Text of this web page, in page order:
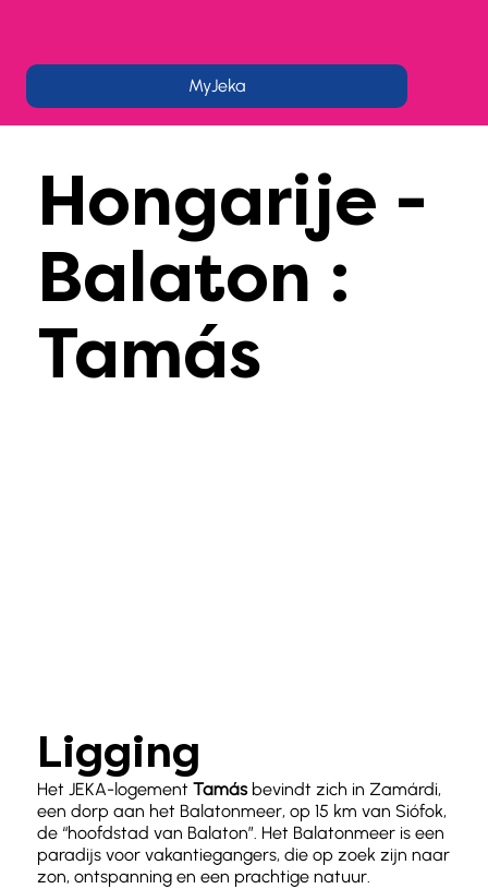
MyJeka
Hongarije -
Balaton :
Tamás
Ligging
Het JEKA-logementTamásbevindt zich in Zamárdi,
een dorp aan het Balatonmeer, op 15 km van Siófok,
de “hoofdstad van Balaton”. Het Balatonmeer is een
paradijs voor vakantiegangers, die op zoek zijn naar
zon, ontspanning en een prachtige natuur.